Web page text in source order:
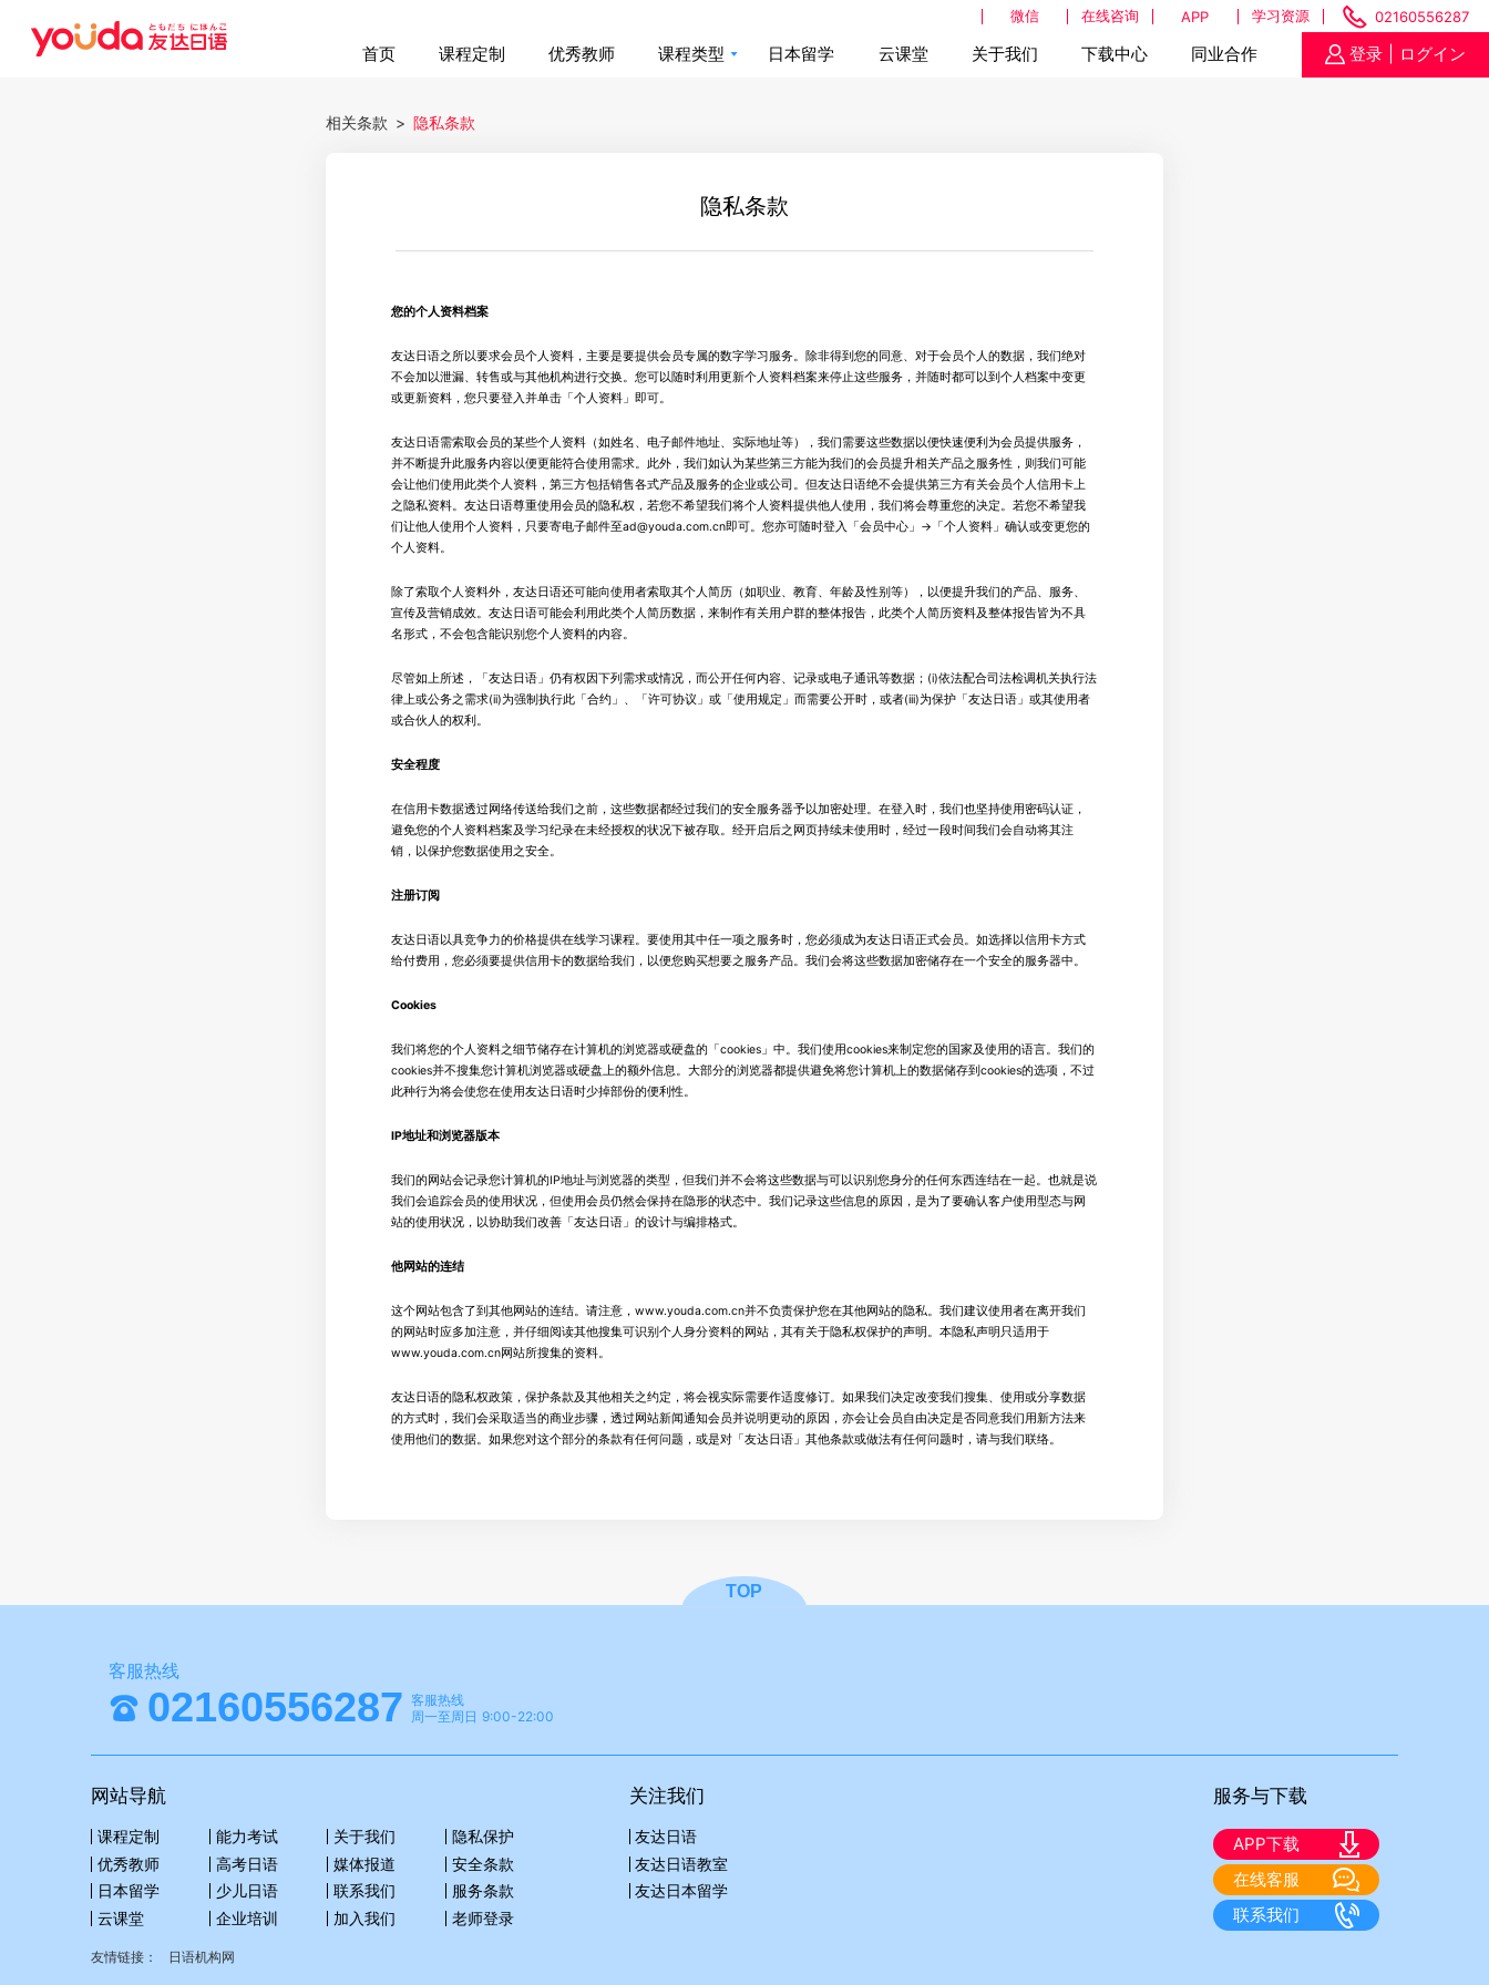
微信 在线咨询 APP 学习资源 02160556287
首页 课程定制 优秀教师 课程类型 日本留学 云课堂 关于我们 下载中心 同业合作 登录 | ログイン
相关条款 > 隐私条款
隐私条款
您的个人资料档案
友达日语之所以要求会员个人资料，主要是要提供会员专属的数字学习服务。除非得到您的同意、对于会员个人的数据，我们绝对
不会加以泄漏、转售或与其他机构进行交换。您可以随时利用更新个人资料档案来停止这些服务，并随时都可以到个人档案中变更
或更新资料，您只要登入并单击「个人资料」即可。
友达日语需索取会员的某些个人资料（如姓名、电子邮件地址、实际地址等），我们需要这些数据以便快速便利为会员提供服务，
并不断提升此服务内容以便更能符合使用需求。此外，我们如认为某些第三方能为我们的会员提升相关产品之服务性，则我们可能
会让他们使用此类个人资料，第三方包括销售各式产品及服务的企业或公司。但友达日语绝不会提供第三方有关会员个人信用卡上
之隐私资料。友达日语尊重使用会员的隐私权，若您不希望我们将个人资料提供他人使用，我们将会尊重您的决定。若您不希望我
们让他人使用个人资料，只要寄电子邮件至ad@youda.com.cn即可。您亦可随时登入「会员中心」→「个人资料」确认或变更您的
个人资料。
除了索取个人资料外，友达日语还可能向使用者索取其个人简历（如职业、教育、年龄及性别等），以便提升我们的产品、服务、
宣传及营销成效。友达日语可能会利用此类个人简历数据，来制作有关用户群的整体报告，此类个人简历资料及整体报告皆为不具
名形式，不会包含能识别您个人资料的内容。
尽管如上所述，「友达日语」仍有权因下列需求或情况，而公开任何内容、记录或电子通讯等数据；(i)依法配合司法检调机关执行法
律上或公务之需求(ii)为强制执行此「合约」、「许可协议」或「使用规定」而需要公开时，或者(iii)为保护「友达日语」或其使用者
或合伙人的权利。
安全程度
在信用卡数据透过网络传送给我们之前，这些数据都经过我们的安全服务器予以加密处理。在登入时，我们也坚持使用密码认证，
避免您的个人资料档案及学习纪录在未经授权的状况下被存取。经开启后之网页持续未使用时，经过一段时间我们会自动将其注
销，以保护您数据使用之安全。
注册订阅
友达日语以具竞争力的价格提供在线学习课程。要使用其中任一项之服务时，您必须成为友达日语正式会员。如选择以信用卡方式
给付费用，您必须要提供信用卡的数据给我们，以便您购买想要之服务产品。我们会将这些数据加密储存在一个安全的服务器中。
Cookies
我们将您的个人资料之细节储存在计算机的浏览器或硬盘的「cookies」中。我们使用cookies来制定您的国家及使用的语言。我们的
cookies并不搜集您计算机浏览器或硬盘上的额外信息。大部分的浏览器都提供避免将您计算机上的数据储存到cookies的选项，不过
此种行为将会使您在使用友达日语时少掉部份的便利性。
IP地址和浏览器版本
我们的网站会记录您计算机的IP地址与浏览器的类型，但我们并不会将这些数据与可以识别您身分的任何东西连结在一起。也就是说
我们会追踪会员的使用状况，但使用会员仍然会保持在隐形的状态中。我们记录这些信息的原因，是为了要确认客户使用型态与网
站的使用状况，以协助我们改善「友达日语」的设计与编排格式。
他网站的连结
这个网站包含了到其他网站的连结。请注意，www.youda.com.cn并不负责保护您在其他网站的隐私。我们建议使用者在离开我们
的网站时应多加注意，并仔细阅读其他搜集可识别个人身分资料的网站，其有关于隐私权保护的声明。本隐私声明只适用于
www.youda.com.cn网站所搜集的资料。
友达日语的隐私权政策，保护条款及其他相关之约定，将会视实际需要作适度修订。如果我们决定改变我们搜集、使用或分享数据
的方式时，我们会采取适当的商业步骤，透过网站新闻通知会员并说明更动的原因，亦会让会员自由决定是否同意我们用新方法来
使用他们的数据。如果您对这个部分的条款有任何问题，或是对「友达日语」其他条款或做法有任何问题时，请与我们联络。
TOP
客服热线
02160556287 客服热线
周一至周日 9:00-22:00
网站导航
课程定制
优秀教师
日本留学
云课堂
能力考试
高考日语
少儿日语
企业培训
关于我们
媒体报道
联系我们
加入我们
隐私保护
安全条款
服务条款
老师登录
关注我们
友达日语
友达日语教室
友达日本留学
服务与下载
APP下载
在线客服
联系我们
友情链接： 日语机构网